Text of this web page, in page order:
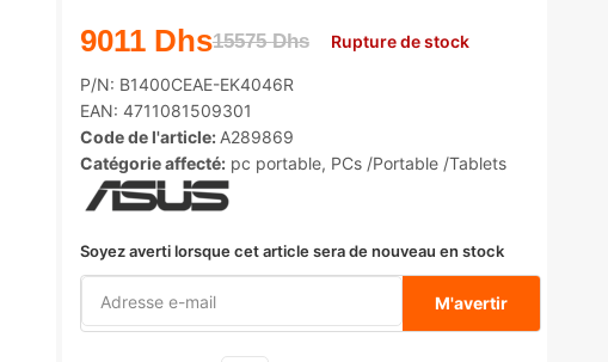
15575Dhs
9011 Dhs Rupture de stock
P/N: B1400CEAE-EK4046R
EAN: 4711081509301
Code de l'article: A289869
Catégorie affecté: pc portable, PCs /Portable /Tablets
Soyez averti lorsque cet article sera de nouveau en stock
M'avertir